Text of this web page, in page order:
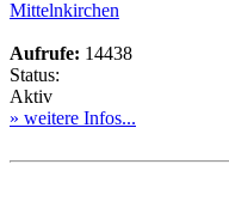
Mittelnkirchen
Aufrufe: 14438
Status:
Aktiv
» weitere Infos...